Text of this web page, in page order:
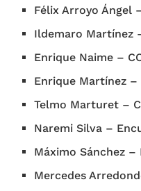
Félix Arroyo Ángel
Ildemaro Martínez
Enrique Naime –
Enrique Martínez –
Telmo Marturet –
Naremi Silva –
Máximo Sánchez –
Mercedes